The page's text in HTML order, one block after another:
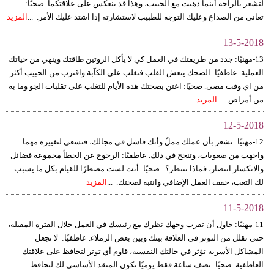
لتشعر بالراحة أينما ذهبت مع الحبيب، وهذا قد ينعكس على علاقتكما. صحيًا:
تعاني من الصداع وعليك التوجه للطبيب لاستشارته إذا اشتد عليك الأمر. ... المزيد
13-5-2018
13-مهنيًا: جدد من طريقتك في العمل كي لا يأكل الروتين طاقتك وينهي من حياتك
العملية. عاطفيًا: الضحك ينعش القلب فتغلب على الكآبة واقترب من الحبيب أكثر
من اي وقت مضى. صحيًا: اعتن بصحتك هذه الأيام للتغلب على تقلبات الجو وما به
من أمراض. ... المزيد
12-5-2018
12-مهنيًا: تشعر بأن عملك مملّ وأنك فاشل في مجالك، فتسعى لتغييره مهما
واجهت من صعوبات، وتنجح في ذلك. عاطفيًا: الرجوع عن الخطأ مجموعة فضائل
والانكسار انتصار، فماذا تنتظر؟ . صحيًا: أنت لست مضطرًا للقيام بكل ما يسبب
لك التعب، خفف العمل الإضافي وانتبه لصحتك. ... المزيد
11-5-2018
11-مهنيًا: حاول أن تقرب وجهك نظرك مع رئيسك في العمل خلال الفترة المقبلة،
حتى تقلل من التوتر في العلاقة بينك وبين بعض الزملاء. عاطفيًا: لا تجعل
المشاكل الأسرية تؤثر في حالتك النفسية، قاوم أي توتر لتحافظ على علاقتك
العاطفية. صحيًا: نصف ساعة فقط يوميًا تكون المنقذ الأساسي لك لتحافظ